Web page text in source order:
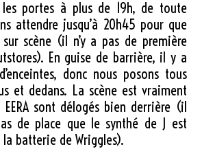
portes à plus de 19h, de toute
attendre jusqu’à 20h45 pour que
scène (il n’y a pas de première
En guise de barrière, il y a
donc nous posons tous
et dedans. La scène est vraiment
sont délogés bien derrière (il
de place que le synthé de J est
batterie de Wriggles).